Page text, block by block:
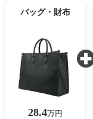
バッグ・財布
28.4万円